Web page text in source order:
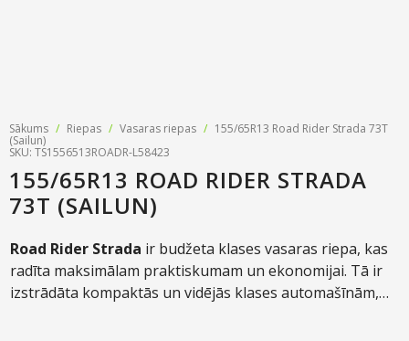
Kondicionieru uzpilde
TPMS sensoru programmēšana
Riepu glabāšana
Riepu piegāde
Riepas uz nomaksu
Riepu kalkulators
Biežāk uzdotie jautājumi
Foto
Sākums / Riepas / Vasaras riepas / 155/65R13 Road Rider Strada 73T
(Sailun)
SKU: TS1556513ROADR-L58423
155/65R13 ROAD RIDER STRADA
73T (SAILUN)
Road Rider Strada ir budžeta klases vasaras riepa, kas
radīta maksimālam praktiskumam un ekonomijai. Tā ir
izstrādāta kompaktās un vidējās klases automašīnām,